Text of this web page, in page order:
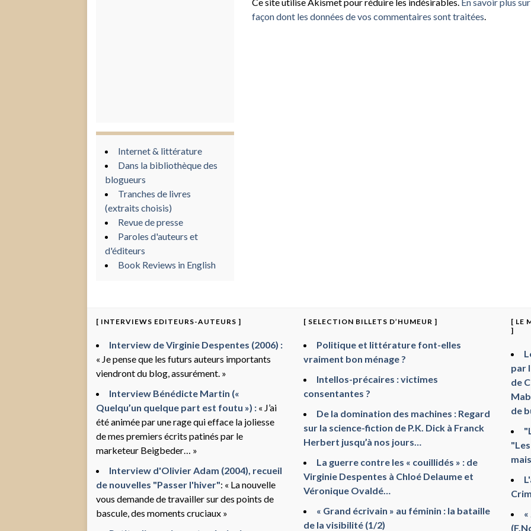
façon dont les données de vos commentaires sont traitées
Internet & littérature
Dans la bibliothèque des
blogueurs
Tranches de livres
(extraits choisis)
Revue de presse
Paroles d'auteurs et
d'éditeurs
Book Reviews in English
[ INTERVIEWS EDITEURS-AUTEURS ]
Interview de Virginie Despentes (2006) :
« Je pense que les futurs auteurs importants
viendront du blog, assurément. »
Interview Bénédicte Martin («
Quelqu’un quelque part est foutu ») : « J’ai
été animée par une rage qui efface la joliesse
de mes premiers écrits patinés par le
marketeur Beigbeder… »
Interview d'Olivier Adam (2004), recueil
de nouvelles "Passer l'hiver": « La nouvelle
vous demande de travailler sur des points de
bascule, des moments cruciaux »
[ SELECTION BILLETS D’HUMEUR ]
Politique et littérature font-elles
vraiment bon ménage ?
Intellos-précaires : victimes
consentantes ?
De la domination des machines : Regard
sur la science-fiction de P.K. Dick à Franck
Herbert jusqu’à nos jours…
La guerre contre les « couillidés » : de
Virginie Despentes à Chloé Delaume et
Véronique Ovaldé…
« Grand écrivain » au féminin : la bataille
de la visibilité (1/2)
[ LE
]
par
de
de